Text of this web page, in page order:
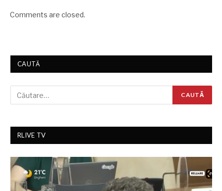
Comments are closed.
CAUTĂ
RLIVE TV